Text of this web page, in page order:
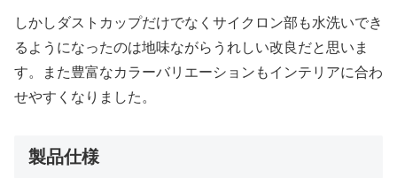
しかしダストカップだけでなくサイクロン部も水洗いでき
るようになったのは地味ながらうれしい改良だと思いま
す。また豊富なカラーバリエーションもインテリアに合わ
せやすくなりました。
製品仕様